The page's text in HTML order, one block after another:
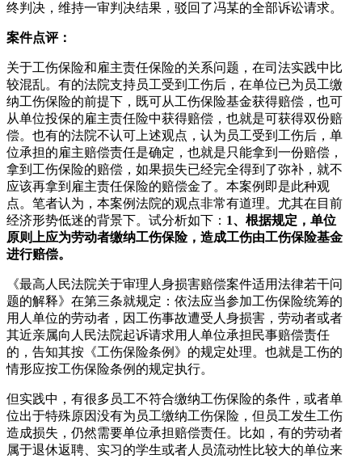
终判决，维持一审判决结果，驳回了冯某的全部诉讼请求。
案件点评：
关于工伤保险和雇主责任保险的关系问题，在司法实践中比
较混乱。有的法院支持员工受到工伤后，在单位已为员工缴
纳工伤保险的前提下，既可从工伤保险基金获得赔偿，也可
从单位投保的雇主责任险中获得赔偿，也就是可获得双份赔
偿。也有的法院不认可上述观点，认为员工受到工伤后，单
位承担的雇主赔偿责任是确定，也就是只能拿到一份赔偿，
拿到工伤保险的赔偿，如果损失已经完全得到了弥补，就不
应该再拿到雇主责任保险的赔偿金了。本案例即是此种观
点。笔者认为，本案例法院的观点非常有道理。尤其在目前
经济形势低迷的背景下。试分析如下： 1、根据规定，单位
原则上应为劳动者缴纳工伤保险，造成工伤由工伤保险基金
进行赔偿。
《最高人民法院关于审理人身损害赔偿案件适用法律若干问
题的解释》在第三条就规定：依法应当参加工伤保险统筹的
用人单位的劳动者，因工伤事故遭受人身损害，劳动者或者
其近亲属向人民法院起诉请求用人单位承担民事赔偿责任
的，告知其按《工伤保险条例》的规定处理。也就是工伤的
情形应按工伤保险条例的规定执行。
但实践中，有很多员工不符合缴纳工伤保险的条件，或者单
位出于特殊原因没有为员工缴纳工伤保险，但员工发生工伤
造成损失，仍然需要单位承担赔偿责任。比如，有的劳动者
属于退休返聘、实习的学生或者人员流动性比较大的单位来